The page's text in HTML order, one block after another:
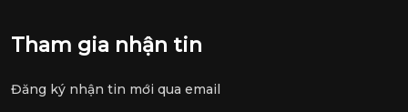
Tham gia nhận tin
Đăng ký nhận tin mới qua email